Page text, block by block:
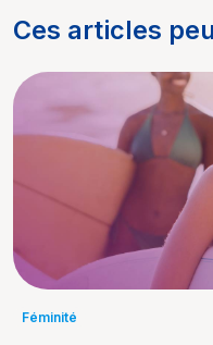
Ces articles
Féminité